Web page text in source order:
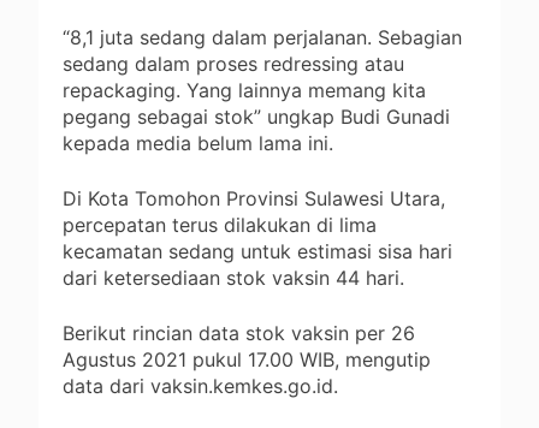
“8,1 juta sedang dalam perjalanan. Sebagian
sedang dalam proses redressing atau
repackaging. Yang lainnya memang kita
pegang sebagai stok” ungkap Budi Gunadi
kepada media belum lama ini.
Di Kota Tomohon Provinsi Sulawesi Utara,
percepatan terus dilakukan di lima
kecamatan sedang untuk estimasi sisa hari
dari ketersediaan stok vaksin 44 hari.
Berikut rincian data stok vaksin per 26
Agustus 2021 pukul 17.00 WIB, mengutip
data dari vaksin.kemkes.go.id.